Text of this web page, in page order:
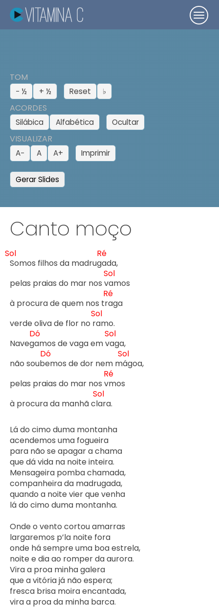
TOM
− ½ + ½ Reset ♭
ACORDES
Silábica Alfabética Ocultar
VISUALIZAR
A− A A+ Imprimir
Gerar Slides
Canto moço
Sol
Somos filhos da madrug
Ré
ada,
pelas praias do mar nos v
Sol
amos
à procura de quem nos tr
Ré
aga
verde oliva de flor no r
Sol
amo.
Naveg
Dó
amos de vaga em v
Sol
aga,
não soub
Dó
emos de dor nem m
Sol
ágoa,
pelas praias do mar nos v
Ré
mos
à procura da manhã cl
Sol
ara.
Lá do cimo duma montanha
acendemos uma fogueira
para não se apagar a chama
que dá vida na noite inteira.
Mensageira pomba chamada,
companheira da madrugada,
quando a noite vier que venha
lá do cimo duma montanha.
Onde o vento cortou amarras
largaremos p’la noite fora
onde há sempre uma boa estrela,
noite e dia ao romper da aurora.
Vira a proa minha galera
que a vitória já não espera;
fresca brisa moira encantada,
vira a proa da minha barca.